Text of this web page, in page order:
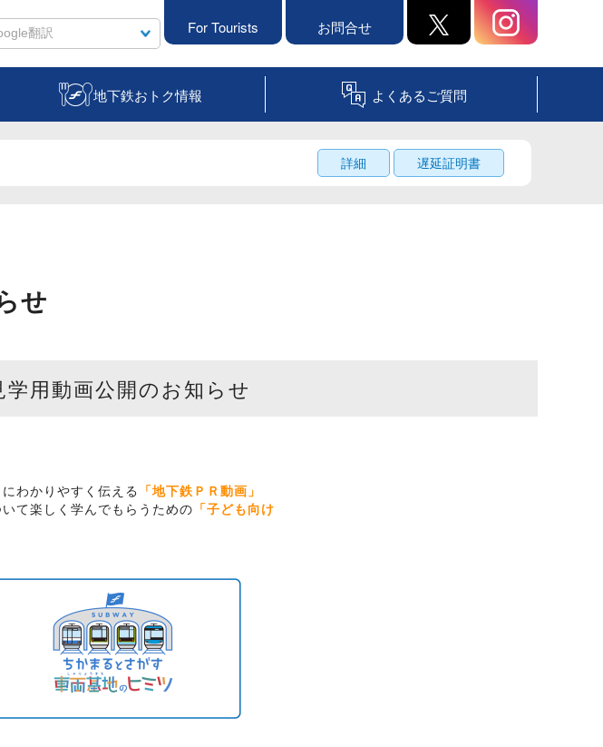
For Tourists お問合せ
地下鉄おトク情報 よくあるご質問
詳細 遅延証明書
せ
用動画公開のお知らせ
わかりやすく伝える 「地下鉄ＰＲ動画」
て楽しく学んでもらうための 「子ども向け